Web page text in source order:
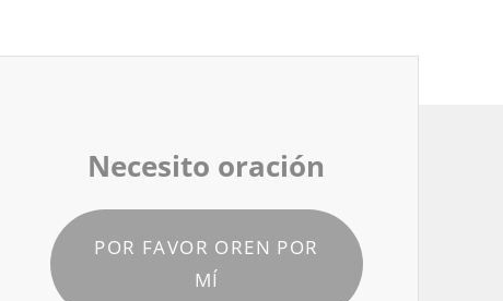
Necesito oración
POR FAVOR OREN POR
MÍ